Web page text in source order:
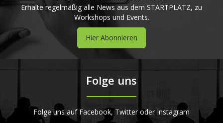
Erhalte regelmäßig alle News aus dem STARTPLATZ, zu
Workshops und Events.
Hier Abonnieren
Folge uns
Folge uns auf Facebook, Twitter oder Instagram